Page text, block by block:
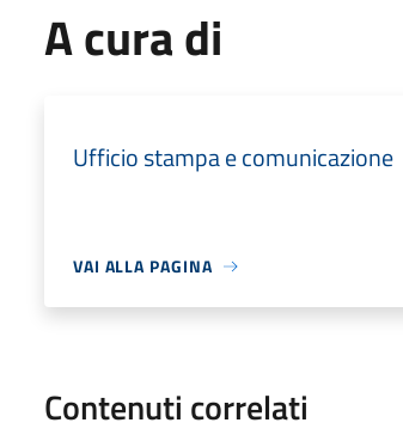
A cura di
Ufficio stampa e comunicazione
VAI ALLA PAGINA
Contenuti correlati